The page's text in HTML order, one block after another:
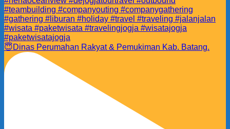
😇Dinas Perumahan Rakyat & Pemukiman Kab. Batang.